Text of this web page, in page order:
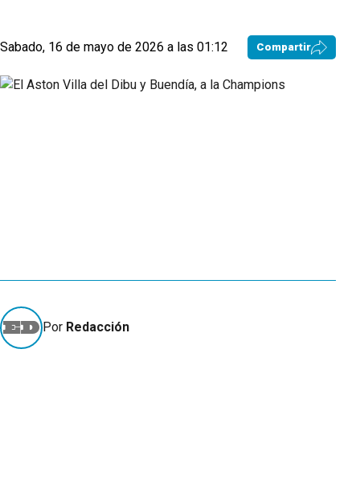
Sabado, 16 de mayo de 2026 a las 01:12 Compartir
Por Redacción